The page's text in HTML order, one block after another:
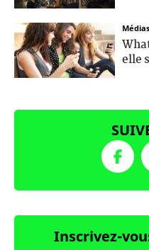
Médias
elle
Inscrivez-